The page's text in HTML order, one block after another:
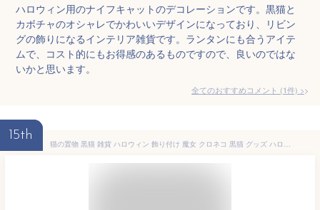
ハロウィン用のナイフキャットのデコレーションです。黒猫と
カボチャのオシャレでかわいいデザインになっており、リビン
グの飾りになるインテリア雑貨です。ランタンにも合うアイテ
ムで、コスト的にもお得感のあるものですので、良いのではな
いかと思います。
全てのおすすめコメント (1件) >
15th
猫の置物 黒猫 雑貨 ハロウィン 飾り付け 魔女 クロネコ 黒猫 グッズ ハロウィーン Halloween ネコ ねこ インテリア オーナメント 飾り 飾りつけ おしゃれな かわいい 屋外 屋外用 庭 ガーデニング 小物 装飾 玄関 ウェルカム モダン 子供部屋 キッズ 好き プレゼント